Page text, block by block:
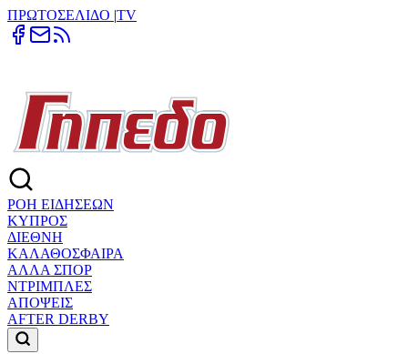
ΠΡΩΤΟΣΕΛΙΔΟ |TV
ΡΟΗ ΕΙΔΗΣΕΩΝ
ΚΥΠΡΟΣ
ΔΙΕΘΝΗ
ΚΑΛΑΘΟΣΦΑΙΡΑ
ΑΛΛΑ ΣΠΟΡ
ΝΤΡΙΜΠΛΕΣ
ΑΠΟΨΕΙΣ
AFTER DERBY